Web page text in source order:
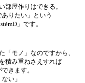
部屋作りはできる。
りたい」という
」です。
「モノ」なのですから、
積み重ねさえすれば
きます。
い」